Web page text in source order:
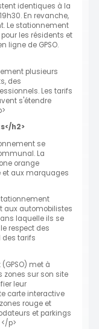
identiques à la
En revanche,
Le stationnement
les résidents et
ligne de GPSO.
plusieurs
des
Les tarifs
s'étendre
h2>
se
La
orange
et aux marquages
aux automobilistes
laquelle ils se
respect des
des tarifs
met à
zones sur son site
leur
carte interactive
rouge et
et parkings
p>